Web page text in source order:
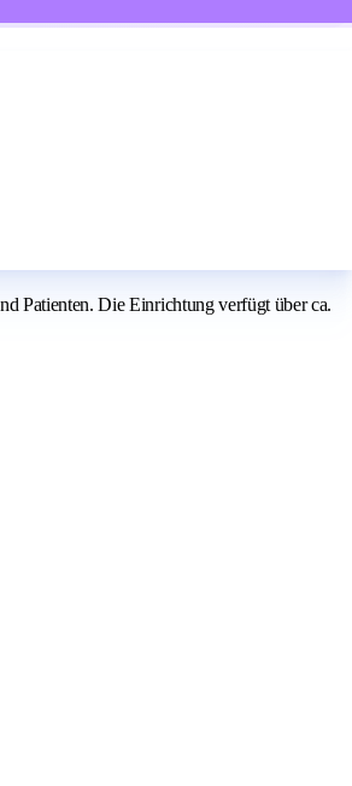
Patienten. Die Einrichtung verfügt über ca.